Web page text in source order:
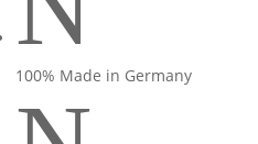
100% Made in Germany